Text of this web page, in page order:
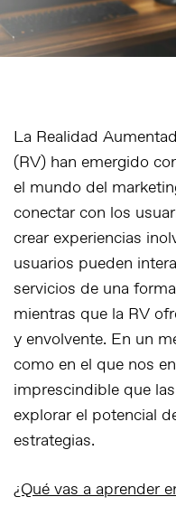
La Realidad
(RV) han emergido
el mundo del
conectar con los
crear experiencias
usuarios pueden
servicios de una
mientras que la RV
y envolvente. En un
como en el que nos
imprescindible que
explorar el potencial
estrategias.
¿Qué vas a aprender